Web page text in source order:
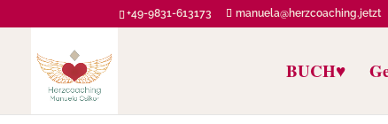
+49-9831-613173 manuela@herzcoaching.jetzt
BUCH♥️